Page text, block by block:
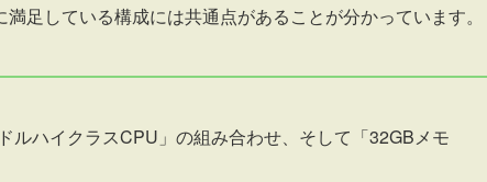
足している構成には共通点があることが分かっています。
ルハイクラスCPU」の組み合わせ、そして「32GBメモ